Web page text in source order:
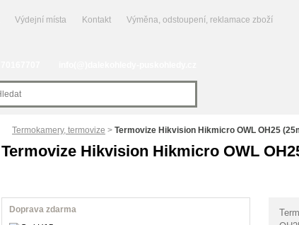
Výdejní místa Kontakt Výměna, odstoupení, reklamace zboží
Termokamery, termovize > Termovize Hikvision Hikmicro OWL OH25
Termovize Hikvision Hikmicro OWL
Doprava zdarma